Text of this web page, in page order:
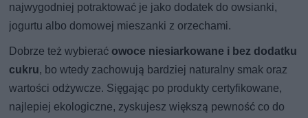
najwygodniej potraktować je jako dodatek do owsianki,
jogurtu albo domowej mieszanki z orzechami.
Dobrze też wybierać owoce niesiarkowane i bez dodatku
cukru, bo wtedy zachowują bardziej naturalny smak oraz
wartości odżywcze. Sięgając po produkty certyfikowane,
najlepiej ekologiczne, zyskujesz większą pewność co do